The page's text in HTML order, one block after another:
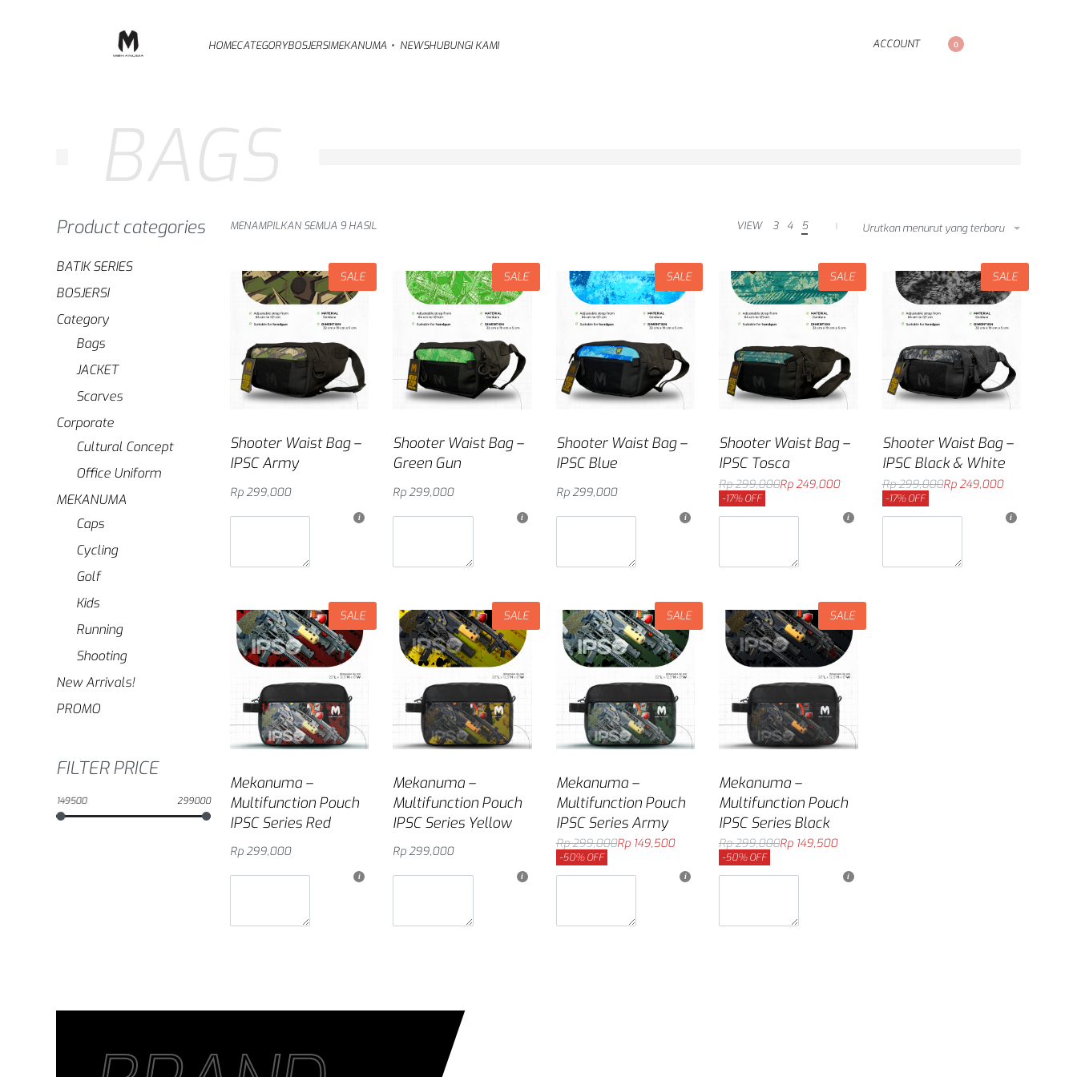
HOMECATEGORYBOSJERSIMEKANUMA NEWSHUBUNGI KAMI ACCOUNT 0
BAGS
Product categories
BATIK SERIES
BOSJERSI
Category
Bags
JACKET
Scarves
Corporate
Cultural Concept
Office Uniform
MEKANUMA
Caps
Cycling
Golf
Kids
Running
Shooting
New Arrivals!
PROMO
FILTER PRICE
149500 299000
MENAMPILKAN SEMUA 9 HASIL VIEW 3 4 5 Urutkan menurut yang terbaru
SALE
Shooter Waist Bag –
IPSC Army
Rp299,000
SALE
Shooter Waist Bag –
Green Gun
Rp 299,000
SALE
Shooter Waist Bag –
IPSC Blue
Rp299,000
SALE
Shooter Waist Bag –
IPSC Tosca
Rp299,000Rp249,000
-17% OFF
Masukkan ke keranjang
SALE
Shooter Waist Bag –
IPSC Black & White
Rp299,000Rp249,000
-17% OFF
Masukkan ke keranjang
SALE
Mekanuma –
Multifunction Pouch
IPSC Series Red
Rp299,000
SALE
Mekanuma –
Multifunction Pouch
IPSC Series Yellow
Rp 299,000
SALE
Mekanuma –
Multifunction Pouch
IPSC Series Army
Rp299,000Rp149,500
-50% OFF
Masukkan ke keranjang
SALE
Mekanuma –
Multifunction Pouch
IPSC Series Black
Rp299,000Rp 149,500
-50% OFF
Masukkan ke keranjang